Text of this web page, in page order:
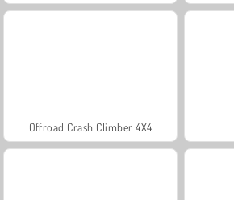
Offroad Crash Climber 4X4